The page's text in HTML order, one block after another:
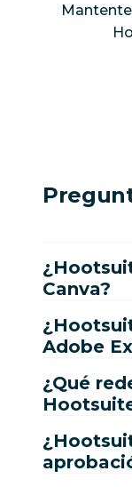
Canva?
Adobe
¿Qué